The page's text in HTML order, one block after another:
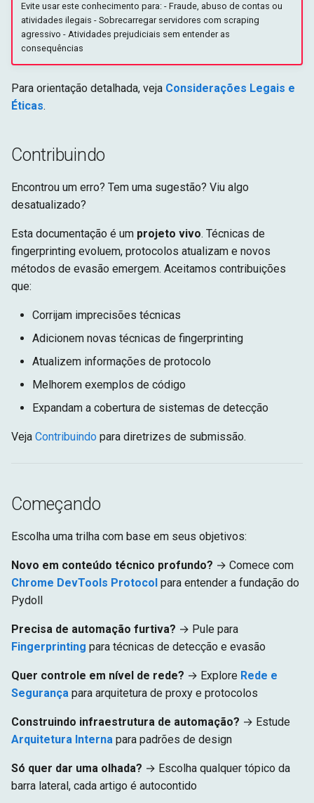
Evite usar este conhecimento para: - Fraude, abuso de contas ou
atividades ilegais - Sobrecarregar servidores com scraping
agressivo - Atividades prejudiciais sem entender as
consequências
Para orientação detalhada, veja Considerações Legais e
Éticas.
Contribuindo
Encontrou um erro? Tem uma sugestão? Viu algo
desatualizado?
Esta documentação é um projeto vivo. Técnicas de
fingerprinting evoluem, protocolos atualizam e novos
métodos de evasão emergem. Aceitamos contribuições
que:
Corrijam imprecisões técnicas
Adicionem novas técnicas de fingerprinting
Atualizem informações de protocolo
Melhorem exemplos de código
Expandam a cobertura de sistemas de detecção
Veja Contribuindo para diretrizes de submissão.
Começando
Escolha uma trilha com base em seus objetivos:
Novo em conteúdo técnico profundo? → Comece com
Chrome DevTools Protocol para entender a fundação do
Pydoll
Precisa de automação furtiva? → Pule para
Fingerprinting para técnicas de detecção e evasão
Quer controle em nível de rede? → Explore Rede e
Segurança para arquitetura de proxy e protocolos
Construindo infraestrutura de automação? → Estude
Arquitetura Interna para padrões de design
Só quer dar uma olhada? → Escolha qualquer tópico da
barra lateral, cada artigo é autocontido